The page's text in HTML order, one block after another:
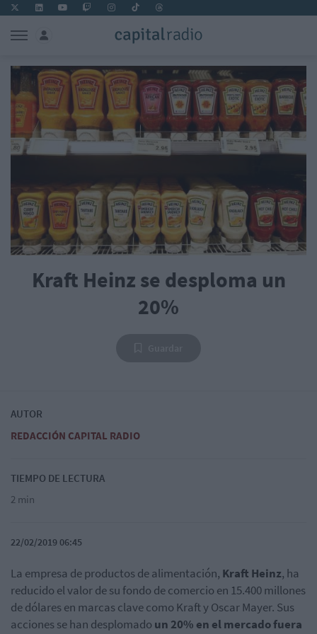
Kraft Heinz se desploma un
20%
AUTOR
REDACCIÓN CAPITAL RADIO
TIEMPO DE LECTURA
2 min
22/02/2019 06:45
La empresa de productos de alimentación, Kraft Heinz, ha
reducido el valor de su fondo de comercio en 15.400 millones
de dólares en marcas clave como Kraft y Oscar Mayer. Sus
acciones se han desplomado un 20% en el mercado fuera